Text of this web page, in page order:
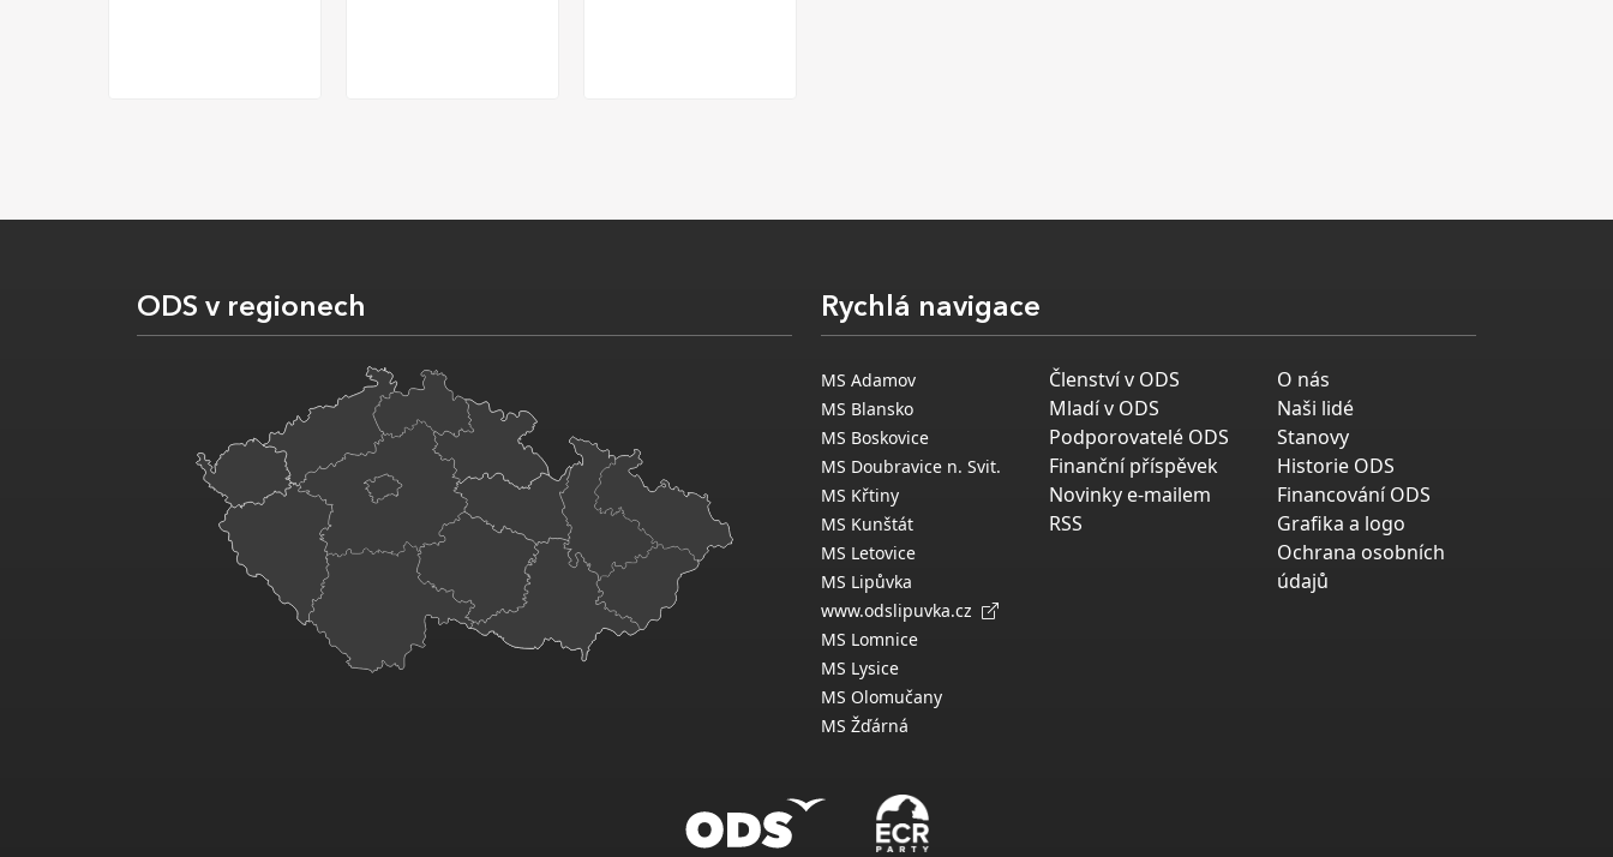
ODS v regionech Rychlá navigace
MS Adamov
MS Blansko
MS Boskovice
MS Doubravice n. Svit.
MS Křtiny
MS Kunštát
MS Letovice
MS Lipůvka
www.odslipuvka.cz
MS Lomnice
MS Lysice
MS Olomučany
MS Žďárná
Členství v ODS
Mladí v ODS
Podporovatelé ODS
Finanční příspěvek
Novinky e-mailem
RSS
O nás
Naši lidé
Stanovy
Historie ODS
Financování ODS
Grafika a logo
Ochrana osobních
údajů